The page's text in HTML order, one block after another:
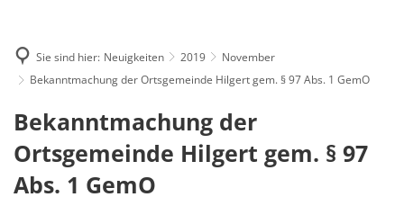
Sie sind hier: Neuigkeiten 2019
November
Bekanntmachung der Ortsgemeinde Hilgert gem. § 97 Abs. 1 GemO
Bekanntmachung der
Ortsgemeinde Hilgert gem. § 97
Abs. 1 GemO